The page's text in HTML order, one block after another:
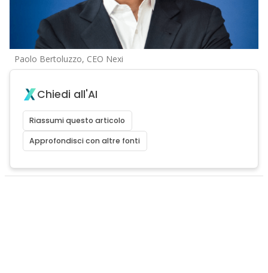
Paolo Bertoluzzo, CEO Nexi
Chiedi all'AI
Riassumi questo articolo
Approfondisci con altre fonti